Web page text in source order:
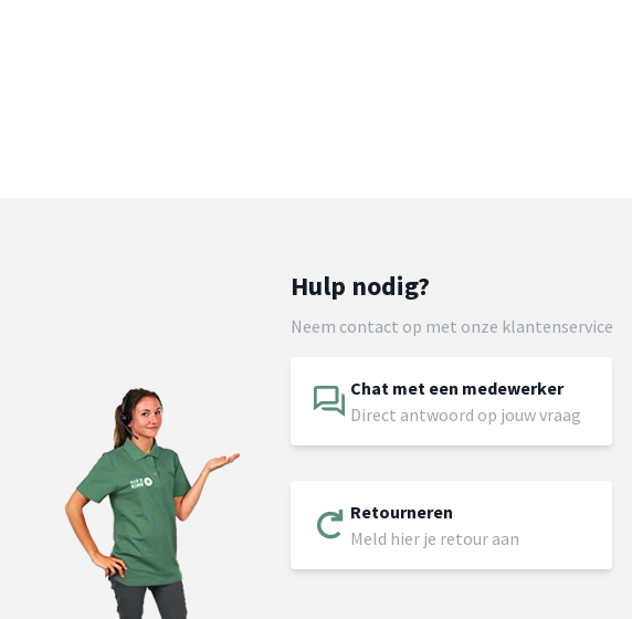
Hulp nodig?
Neem contact op met onze klantenservice
Chat met een medewerker
Direct antwoord op jouw vraag
Retourneren
Meld hier je retour aan